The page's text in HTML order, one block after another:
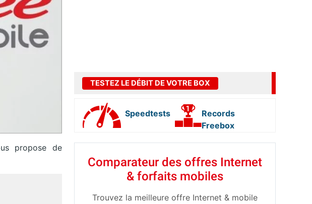
propose de
TESTEZ LE DÉBIT DE VOTRE BOX
Speedtests
Records
Freebox
Comparateur des offres Internet
& forfaits mobiles
Trouvez la meilleure offre Internet & mobile